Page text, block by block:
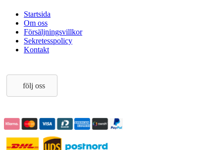
Startsida
Om oss
Försäljningsvillkor
Sekretesspolicy
Kontakt
följ oss